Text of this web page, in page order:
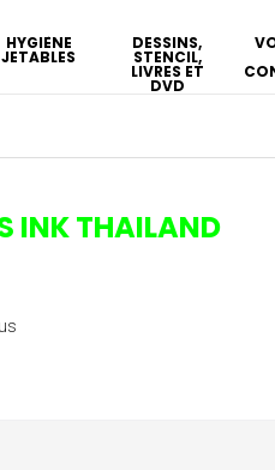
HYGIÈNE
JETABLES
DESSINS,
STENCIL,
LIVRES ET
DVD
INK THAILAND